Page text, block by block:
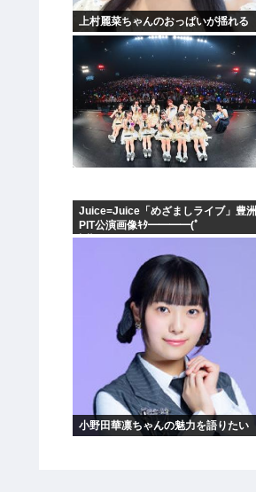
上村麗菜ちゃんのおっぱいが揺れる
Juice=Juice「めざましライブ」豊洲
PIT公演画像ｷﾀ━━━━(ﾟ
∀ﾟ)━━━━!!
小野田華凛ちゃんの魅力を語りたい